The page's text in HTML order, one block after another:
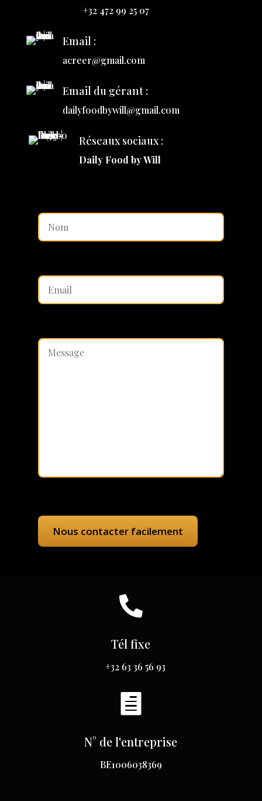
+32 472 99 25 07
Email :
acreer@gmail.com
Email du gérant :
dailyfoodbywill@gmail.com
Réseaux sociaux :
Daily Food by Will

Tél fixe
+32 63 36 56 93

N° de l'entreprise
BE1006038369